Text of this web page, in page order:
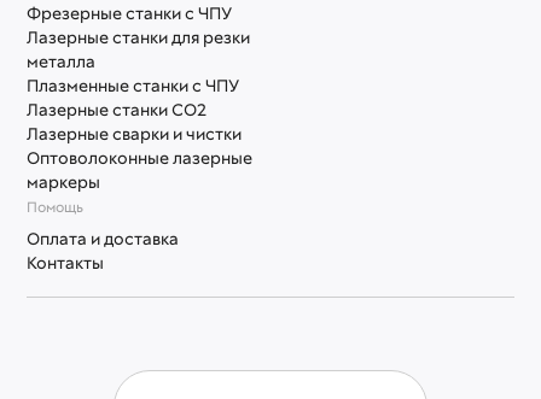
Помощь
Оплата и доставка
Контакты
Фрезерные станки с ЧПУ
Лазерные станки для резки
металла
Плазменные станки с ЧПУ
Лазерные станки СО2
Лазерные сварки и чистки
Оптоволоконные лазерные
маркеры